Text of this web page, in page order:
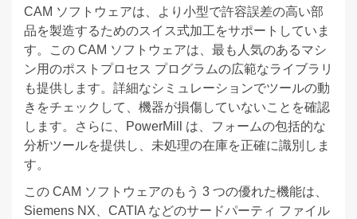
CAM ソフトウェアは、より小型で許容誤差の高い部
品を製造するためのスイス式加工をサポートしていま
す。この CAM ソフトウェアは、最も人気のあるマシ
ン用のポストプロセス プログラムの広範なライブラリ
も提供します。詳細なシミュレーションでツールの動
きをチェックして、機器が損傷していないことを確認
します。さらに、PowerMill は、フォームの包括的な
分析ツールを提供し、未処理の在庫を正確に識別しま
す。
この CAM ソフトウェアのもう 3 つの優れた機能は、
Siemens NX、CATIA などのサードパーティ ファイル